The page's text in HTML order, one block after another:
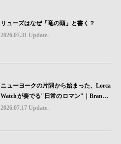
リューズはなぜ「竜の頭」と書く？
2026.07.31 Update.
ニューヨークの片隅から始まった、Lorca
Watchが奏でる"日常のロマン"｜Brand P
icks #08
2026.07.17 Update.